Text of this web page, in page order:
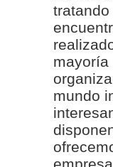
mayoría
mundo